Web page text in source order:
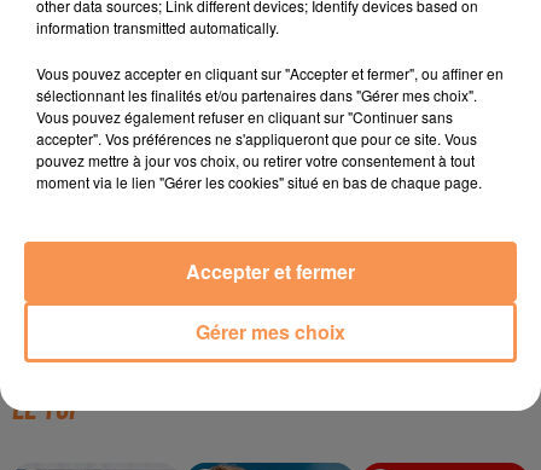
19h38
19h38 19h35
19h35 19h33
19h33
LE TOP
other data sources; Link different devices; Identify devices based on
information transmitted automatically.
Vous pouvez accepter en cliquant sur "Accepter et fermer", ou affiner en
sélectionnant les finalités et/ou partenaires dans "Gérer mes choix".
Vous pouvez également refuser en cliquant sur "Continuer sans
accepter". Vos préférences ne s'appliqueront que pour ce site. Vous
pouvez mettre à jour vos choix, ou retirer votre consentement à tout
moment via le lien "Gérer les cookies" situé en bas de chaque page.
Gérer mes choix
Accepter et fermer